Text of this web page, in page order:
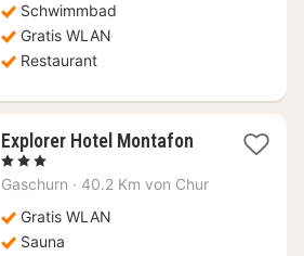
Schwimmbad
Gratis WLAN
Restaurant
Explorer Hotel Montafon1
ab
, 3 Sterne
Gaschurn · 40.2 Km von Chur
Gratis WLAN
Sauna